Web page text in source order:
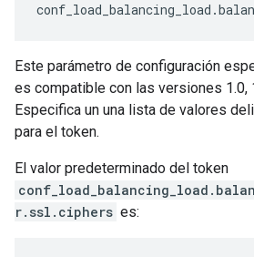
conf_load_balancing_load .
Este parámetro de configuración
es compatible con las versiones 1.0,
Especifica un una lista de valores
para el token.
El valor predeterminado del token
r.ssl.ciphers es: